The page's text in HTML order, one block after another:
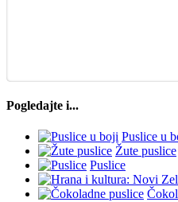
Pogledajte i...
Puslice u
Žute puslice
Puslice